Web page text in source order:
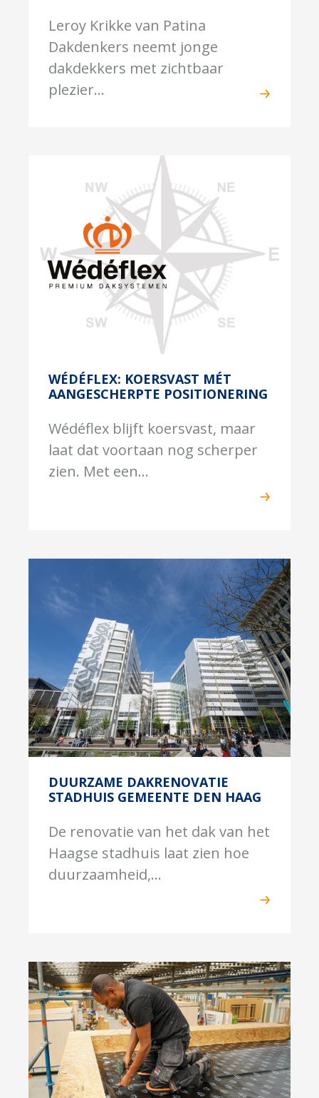
Leroy Krikke van Patina
Dakdenkers neemt jonge
dakdekkers met zichtbaar
plezier...
WÉDÉFLEX: KOERSVAST MÉT
AANGESCHERPTE POSITIONERING
Wédéflex blijft koersvast, maar
laat dat voortaan nog scherper
zien. Met een...
DUURZAME DAKRENOVATIE
STADHUIS GEMEENTE DEN HAAG
De renovatie van het dak van het
Haagse stadhuis laat zien hoe
duurzaamheid,...